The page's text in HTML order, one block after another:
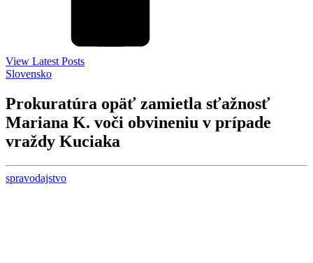
View Latest Posts
Slovensko
Prokuratúra opäť zamietla sťažnosť
Mariana K. voči obvineniu v prípade
vraždy Kuciaka
spravodajstvo